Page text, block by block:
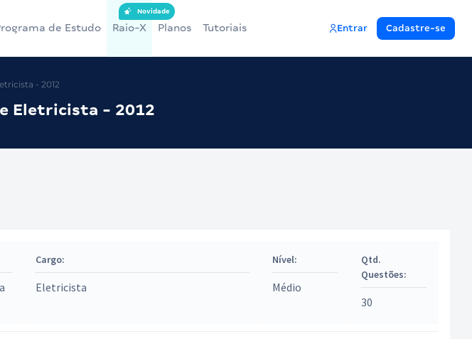
de Estudo Raio-X
Novidade
Planos Tutoriais Entrar Cadastre-se
- 2012
Eletricista - 2012
Cargo:
Eletricista
Nível:
Médio
Qtd.
Questões:
30